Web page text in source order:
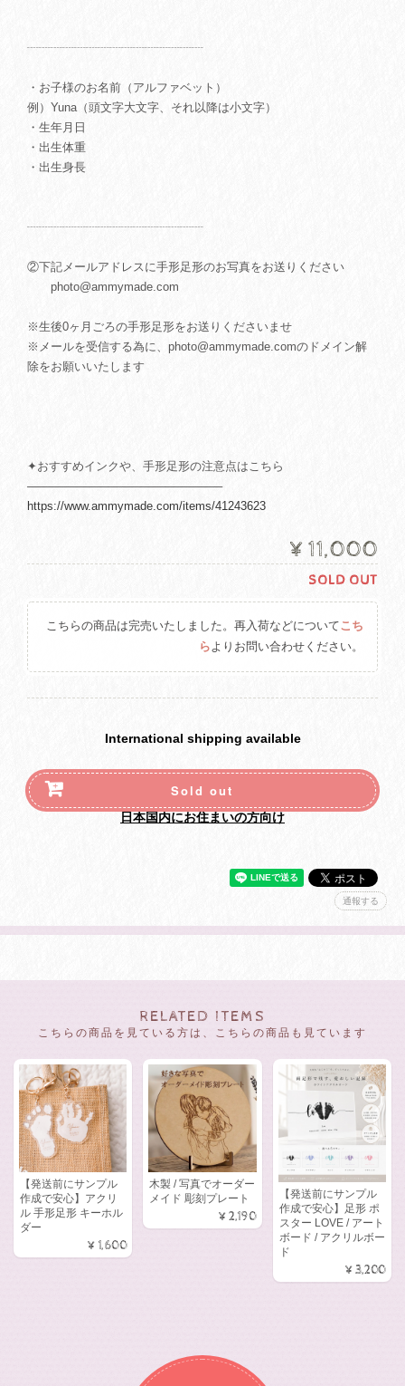
┈┈┈┈┈┈┈┈┈┈┈┈┈┈┈
・お子様のお名前（アルファベット）
例）Yuna（頭文字大文字、それ以降は小文字）
・生年月日
・出生体重
・出生身長
┈┈┈┈┈┈┈┈┈┈┈┈┈┈┈
②下記メールアドレスに手形足形のお写真をお送りください
photo@ammymade.com
※生後0ヶ月ごろの手形足形をお送りくださいませ
※メールを受信する為に、 photo@ammymade.comのドメイン解
除をお願いいたします
✦おすすめインクや、手形足形の注意点はこちら
────────────────────────
https://www.ammymade.com/items/41243623
¥11,000
SOLD OUT
こちらの商品は完売いたしました。再入荷などについてこち
らよりお問い合わせください。
International shipping available
Sold out
日本国内にお住まいの方向け
通報する
RELATED ITEMS
こちらの商品を見ている方は、こちらの商品も見ています
【発送前にサンプル
作成で安心】アクリ
ル 手形足形 キーホル
ダー
¥1,600
木製 / 写真でオーダー
メイド 彫刻プレート
¥2,190
【発送前にサンプル
作成で安心】足形 ポ
スター LOVE / アート
ボード / アクリルボー
ド
¥3,200